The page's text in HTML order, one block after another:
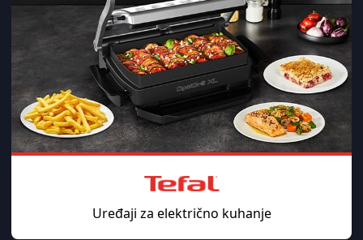
Uređaji za električno kuhanje